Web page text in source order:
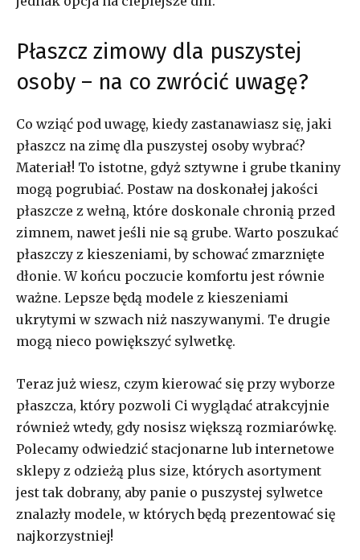
Płaszcz zimowy dla puszystej
osoby – na co zwrócić uwagę?
Co wziąć pod uwagę, kiedy zastanawiasz się, jaki
płaszcz na zimę dla puszystej osoby wybrać?
Materiał! To istotne, gdyż sztywne i grube tkaniny
mogą pogrubiać. Postaw na doskonałej jakości
płaszcze z wełną, które doskonale chronią przed
zimnem, nawet jeśli nie są grube. Warto poszukać
płaszczy z kieszeniami, by schować zmarznięte
dłonie. W końcu poczucie komfortu jest równie
ważne. Lepsze będą modele z kieszeniami
ukrytymi w szwach niż naszywanymi. Te drugie
mogą nieco powiększyć sylwetkę.
Teraz już wiesz, czym kierować się przy wyborze
płaszcza, który pozwoli Ci wyglądać atrakcyjnie
również wtedy, gdy nosisz większą rozmiarówkę.
Polecamy odwiedzić stacjonarne lub internetowe
sklepy z odzieżą plus size, których asortyment
jest tak dobrany, aby panie o puszystej sylwetce
znalazły modele, w których będą prezentować się
najkorzystniej!